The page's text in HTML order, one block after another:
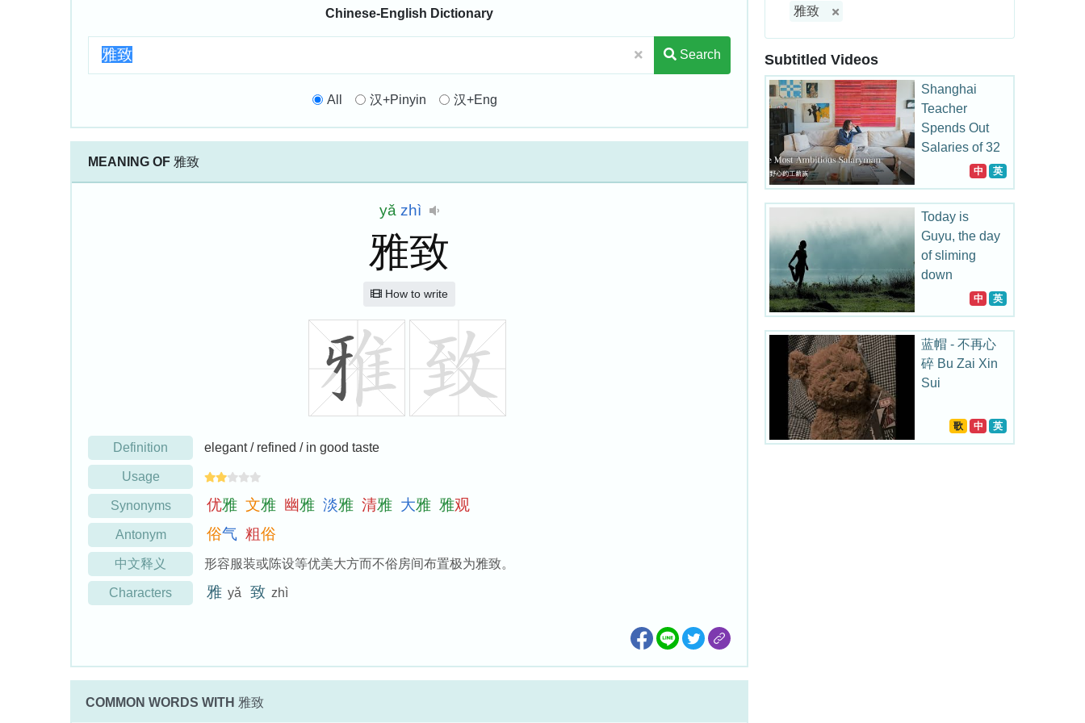
Chinese-English Dictionary
Search
All 汉+Pinyin 汉+Eng
MEANING OF 雅致
yǎ zhì
雅致
How to write
Definition elegant / refined / in good taste
Usage
Synonyms 优雅 文雅 幽雅 淡雅 清雅 大雅 雅观
Antonym 俗气 粗俗
中文释义 形容服装或陈设等优美大方而不俗房间布置极为雅致。
Characters 雅 yǎ 致 zhì
COMMON WORDS WITH 雅致
雅致
Subtitled Videos
Shanghai
Teacher
Spends Out
Salaries of 32
Years on
Collecting
中 英
Today is
Guyu, the day
of sliming
down
中 英
蓝帽 - 不再心
碎 Bu Zai Xin
Sui
歌 中 英